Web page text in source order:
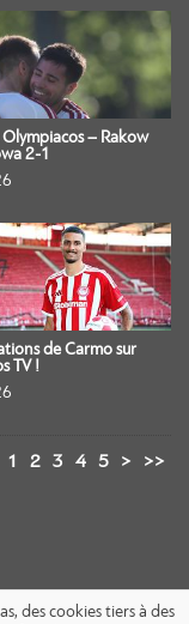
Olympiacos – Rakow
2-1
de Carmo sur
TV !
1 2 3 4 5 > >>
des cookies tiers à des